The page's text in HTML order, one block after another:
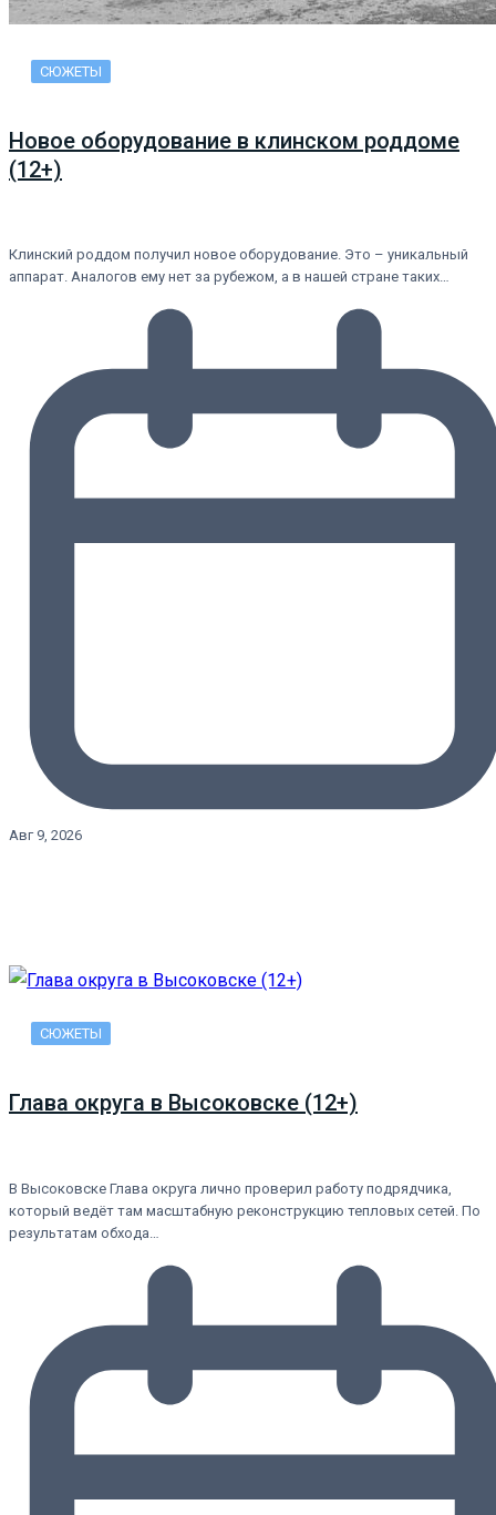
СЮЖЕТЫ
Новое оборудование в клинском роддоме
(12+)
Клинский роддом получил новое оборудование. Это – уникальный
аппарат. Аналогов ему нет за рубежом, а в нашей стране таких…
Авг 9, 2026
СЮЖЕТЫ
Глава округа в Высоковске (12+)
В Высоковске Глава округа лично проверил работу подрядчика,
который ведёт там масштабную реконструкцию тепловых сетей. По
результатам обхода…